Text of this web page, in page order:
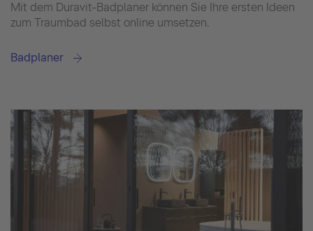
Mit dem Duravit-Badplaner können Sie Ihre ersten Ideen
zum Traumbad selbst online umsetzen.
Badplaner